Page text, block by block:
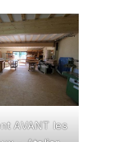
AVANT les